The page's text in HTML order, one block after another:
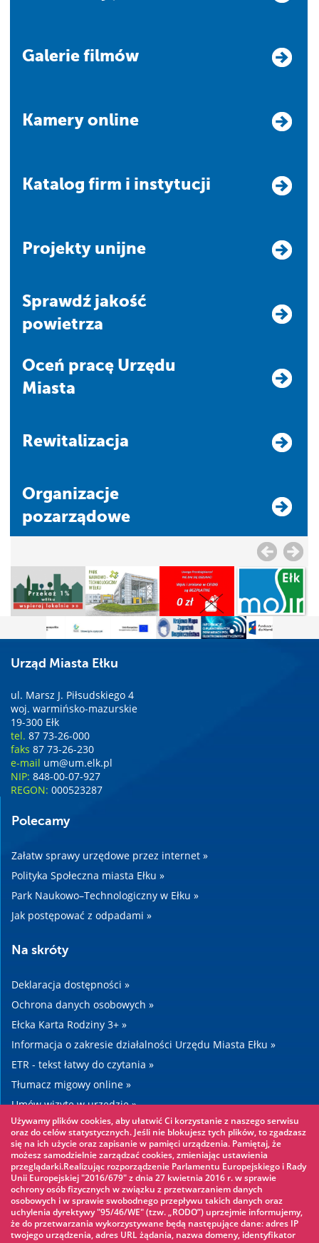
Galerie filmów
Kamery online
Katalog firm i instytucji
Projekty unijne
Sprawdź jakość
powietrza
Oceń pracę Urzędu
Miasta
Rewitalizacja
Organizacje
pozarządowe
Urząd Miasta Ełku
ul. Marsz J. Piłsudskiego 4
woj. warmińsko-mazurskie
19-300 Ełk
tel. 87 73-26-000
faks 87 73-26-230
e-mail um@um.elk.pl
NIP: 848-00-07-927
REGON: 000523287
Polecamy
Załatw sprawy urzędowe przez internet »
Polityka Społeczna miasta Ełku »
Park Naukowo–Technologiczny w Ełku »
Jak postępować z odpadami »
Na skróty
Deklaracja dostępności »
Ochrona danych osobowych »
Ełcka Karta Rodziny 3+ »
Informacja o zakresie działalności Urzędu Miasta Ełku »
ETR - tekst łatwy do czytania »
Tłumacz migowy online »
Umów wizytę w urzędzie »
Drogi »
Warto zobaczyć
Park linowy »
Park Wodny »
Lodowisko »
Używamy plików cookies, aby ułatwić Ci korzystanie z naszego serwisu
oraz do celów statystycznych. Jeśli nie blokujesz tych plików, to zgadzasz
się na ich użycie oraz zapisanie w pamięci urządzenia. Pamiętaj, że
możesz samodzielnie zarządzać cookies, zmieniając ustawienia
przeglądarki.Realizując rozporządzenie Parlamentu Europejskiego i Rady
Unii Europejskiej "2016/679" z dnia 27 kwietnia 2016 r. w sprawie
ochrony osób fizycznych w związku z przetwarzaniem danych
osobowych i w sprawie swobodnego przepływu takich danych oraz
uchylenia dyrektywy "95/46/WE" (tzw. „RODO”) uprzejmie informujemy,
że do przetwarzania wykorzystywane będą następujące dane: adres IP
twojego urządzenia, adres URL żądania, nazwa domeny, identyfikator